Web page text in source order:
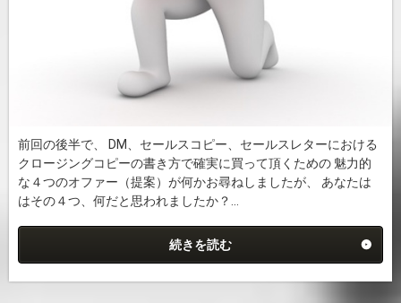
前回の後半で、 DM、セールスコピー、セールスレターにおける
クロージングコピーの書き方で確実に買って頂くための 魅力的
な４つのオファー（提案）が何かお尋ねしましたが、 あなたは
はその４つ、何だと思われましたか？...
続きを読む